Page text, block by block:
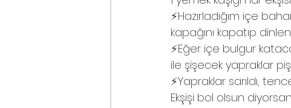
⚡️Hazırladığım içe
kapağını kapatıp
⚡️Eğer içe bulgur
ile şişecek yapraklar
⚡️Yapraklar sarıldı,
Ekşişi bol olsun